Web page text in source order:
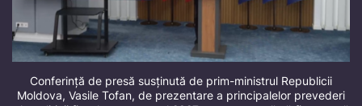
Conferință de presă susținută de prim-ministrul Republicii
Moldova, Vasile Tofan, de prezentare a principalelor prevederi